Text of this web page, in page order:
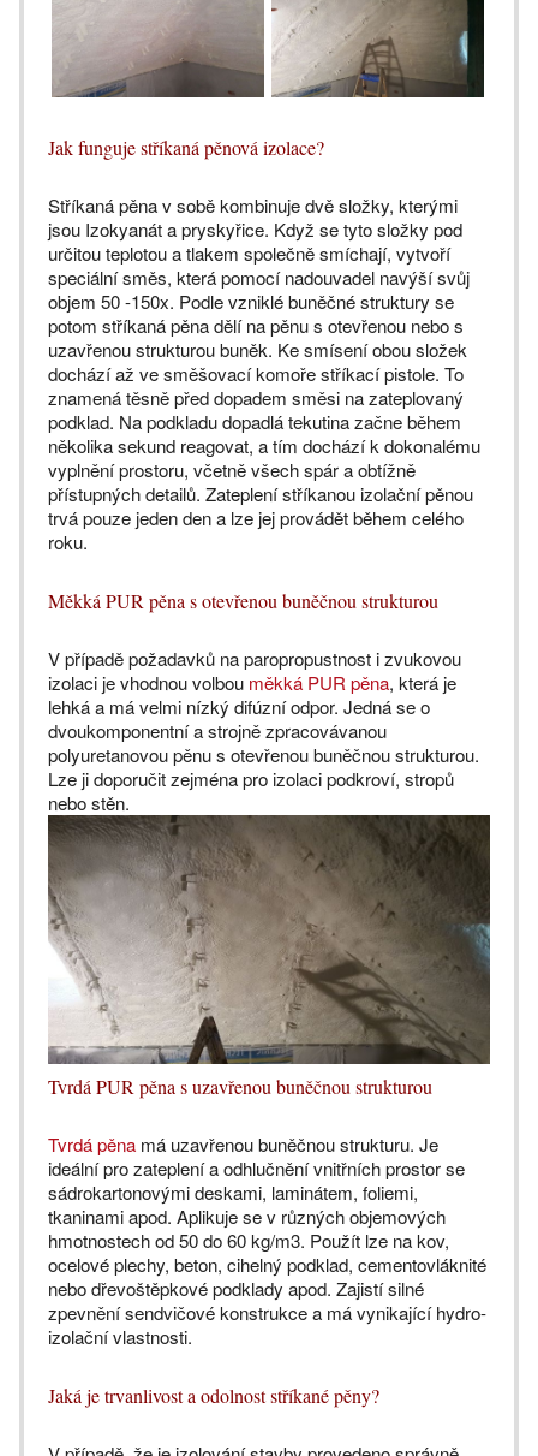
Jak funguje stříkaná pěnová izolace?
Stříkaná pěna v sobě kombinuje dvě složky, kterými
jsou Izokyanát a pryskyřice. Když se tyto složky pod
určitou teplotou a tlakem společně smíchají, vytvoří
speciální směs, která pomocí nadouvadel navýší svůj
objem 50 -150x. Podle vzniklé buněčné struktury se
potom stříkaná pěna dělí na pěnu s otevřenou nebo s
uzavřenou strukturou buněk. Ke smísení obou složek
dochází až ve směšovací komoře stříkací pistole. To
znamená těsně před dopadem směsi na zateplovaný
podklad. Na podkladu dopadlá tekutina začne během
několika sekund reagovat, a tím dochází k dokonalému
vyplnění prostoru, včetně všech spár a obtížně
přístupných detailů. Zateplení stříkanou izolační pěnou
trvá pouze jeden den a lze jej provádět během celého
roku.
Měkká PUR pěna s otevřenou buněčnou strukturou
V případě požadavků na paropropustnost i zvukovou
izolaci je vhodnou volbou měkká PUR pěna, která je
lehká a má velmi nízký difúzní odpor. Jedná se o
dvoukomponentní a strojně zpracovávanou
polyuretanovou pěnu s otevřenou buněčnou strukturou.
Lze ji doporučit zejména pro izolaci podkroví, stropů
nebo stěn.
Tvrdá PUR pěna s uzavřenou buněčnou strukturou
Tvrdá pěna má uzavřenou buněčnou strukturu. Je
ideální pro zateplení a odhlučnění vnitřních prostor se
sádrokartonovými deskami, laminátem, foliemi,
tkaninami apod. Aplikuje se v různých objemových
hmotnostech od 50 do 60 kg/m3. Použít lze na kov,
ocelové plechy, beton, cihelný podklad, cementovláknité
nebo dřevoštěpkové podklady apod. Zajistí silné
zpevnění sendvičové konstrukce a má vynikající hydro-
izolační vlastnosti.
Jaká je trvanlivost a odolnost stříkané pěny?